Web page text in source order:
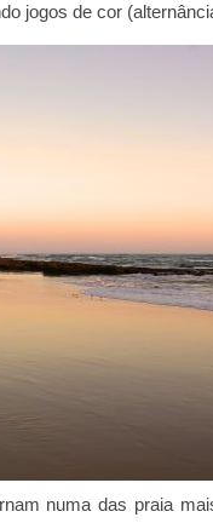
jogos de cor
numa das praia